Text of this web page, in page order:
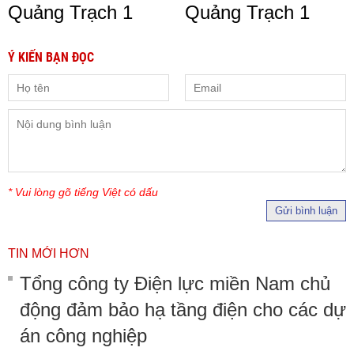
Quảng Trạch 1
Quảng Trạch 1
Ý KIẾN BẠN ĐỌC
* Vui lòng gõ tiếng Việt có dấu
Gửi bình luận
TIN MỚI HƠN
Tổng công ty Điện lực miền Nam chủ
động đảm bảo hạ tầng điện cho các dự
án công nghiệp